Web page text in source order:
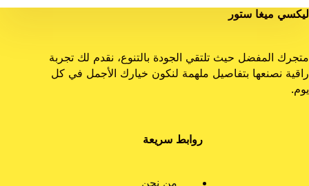
ليكسي ميغا ستور
متجرك المفضل حيث تلتقي الجودة بالتنوع، نقدم لك تجربة
راقية نصنعها بتفاصيل ملهمة لنكون خيارك الأجمل في كل
يوم.
روابط سريعة